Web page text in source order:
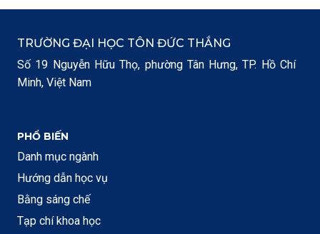
TRƯỜNG ĐẠI HỌC TÔN ĐỨC THẮNG
Số 19 Nguyễn Hữu Thọ, phường Tân Hưng, TP. Hồ Chí
Minh, Việt Nam
PHỔ BIẾN
Danh mục ngành
Hướng dẫn học vụ
Bằng sáng chế
Tạp chí khoa học